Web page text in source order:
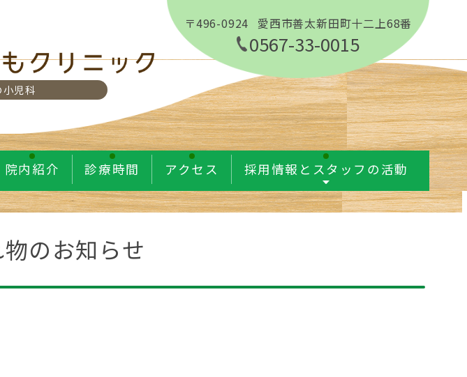
児科
〒496-0924 愛西市善太新田町十二上68番
0567-33-0015
院内紹介 診療時間 アクセス 採用情報とスタッフの活動
のお知らせ